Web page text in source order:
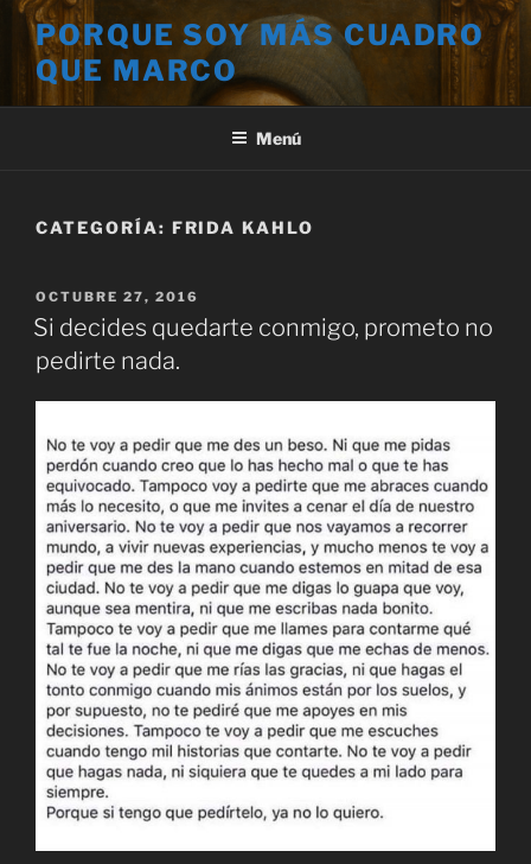
Saltar
contenido
PORQUE SOY MÁS CUADRO
QUE MARCO
Menú
CATEGORÍA: FRIDA KAHLO
PUBLICADO
EL
OCTUBRE 27, 2016
Si decides quedarte conmigo, prometo no
pedirte nada.